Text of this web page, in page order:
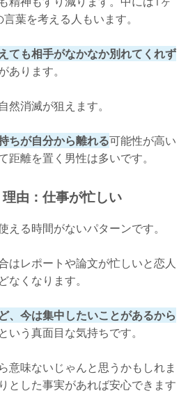
葉を考える人もいます。
ても相手がなかなか別れてくれず
あります。
然消滅が狙えます。
ちが自分から離れる可能性が高い
距離を置く男性は多いです。
由：仕事が忙しい
える時間がないパターンです。
はレポートや論文が忙しいと恋人
なくなります。
、今は集中したいことがあるから
という真面目な気持ちです。
意味ないじゃんと思うかもしれま
とした事実があれば安心できます